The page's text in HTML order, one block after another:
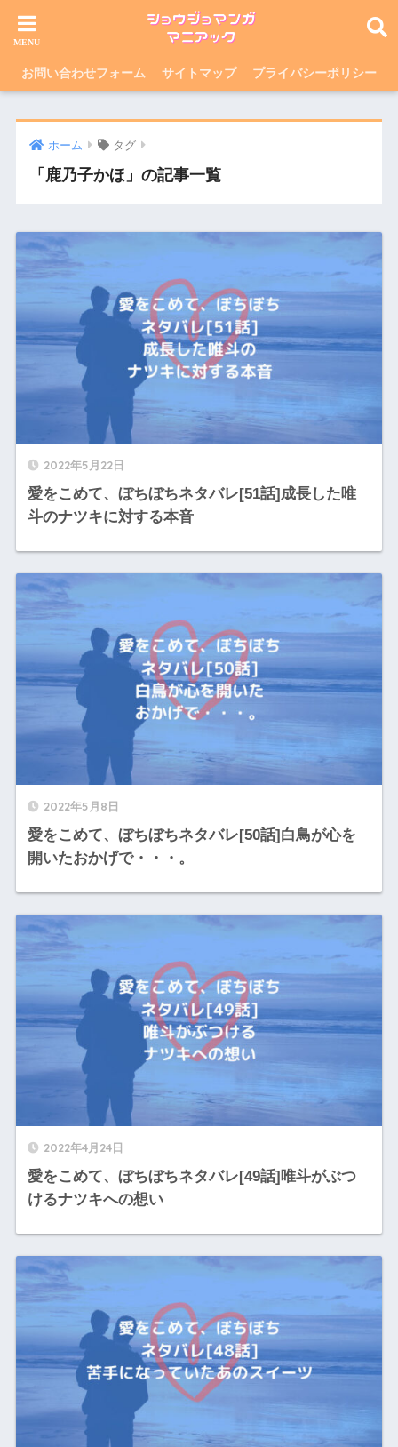
お問い合わせフォーム サイトマップ プライバシーポリシー
ホーム タグ
「鹿乃子かほ」の記事一覧
2022年5月22日
愛をこめて、ぼちぼちネタバレ[51話]成長した唯
斗のナツキに対する本音
2022年5月8日
愛をこめて、ぼちぼちネタバレ[50話]白鳥が心を
開いたおかげで・・・。
2022年4月24日
愛をこめて、ぼちぼちネタバレ[49話]唯斗がぶつ
けるナツキへの想い